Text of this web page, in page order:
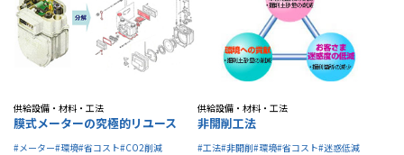
供給設備・材料・工法
膜式メーターの究極的リユース
#メーター#環境#省コスト#CO2削減
供給設備・材料・工法
非開削工法
#工法#非開削#環境#省コスト#迷惑低減